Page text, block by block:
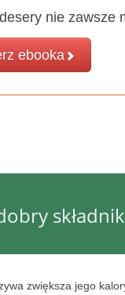
nie zawsze
ebooka
zwiększa jego